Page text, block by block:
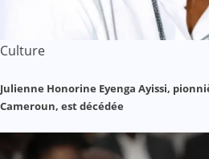
Culture
Julienne Honorine Eyenga Ayissi,
Cameroun, est décédée